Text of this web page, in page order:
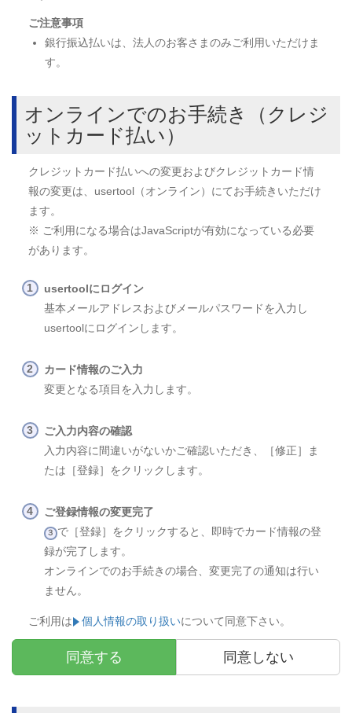
ご注意事項
銀行振込払いは、法人のお客さまのみご利用いただけま
す。
オンラインでのお手続き（クレジ
ットカード払い）
クレジットカード払いへの変更およびクレジットカード情
報の変更は、usertool（オンライン）にてお手続きいただけ
ます。
※ ご利用になる場合はJavaScriptが有効になっている必要
があります。
usertoolにログイン
基本メールアドレスおよびメールパスワードを入力し
usertoolにログインします。
カード情報のご入力
変更となる項目を入力します。
ご入力内容の確認
入力内容に間違いがないかご確認いただき、［修正］ま
たは［登録］をクリックします。
ご登録情報の変更完了
３ で［登録］をクリックすると、即時でカード情報の登
録が完了します。
オンラインでのお手続きの場合、変更完了の通知は行い
ません。
ご利用は 個人情報の取り扱いについて同意下さい。
同意する 同意しない